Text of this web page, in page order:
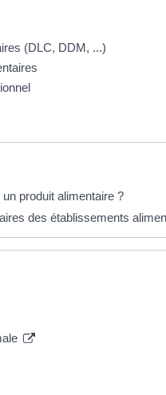
(DLC, DDM, ...)
produit alimentaire ?
des établissements